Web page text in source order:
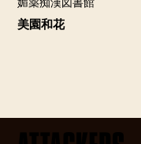
媚薬痴漢図書館
美園和花